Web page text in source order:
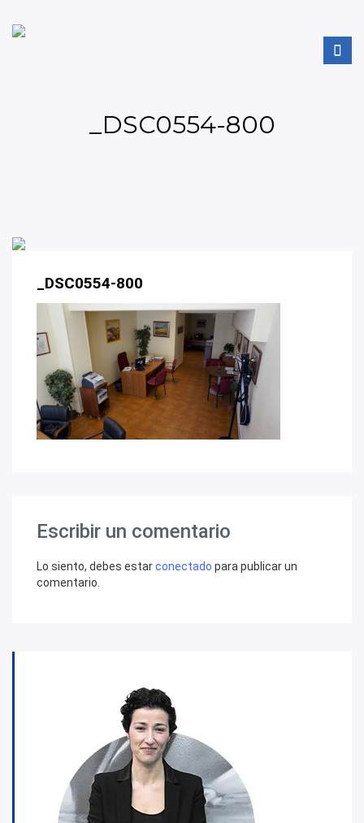
_DSC0554-800
_DSC0554-800
Escribir un comentario
Lo siento, debes estarconectado para publicar un
comentario.